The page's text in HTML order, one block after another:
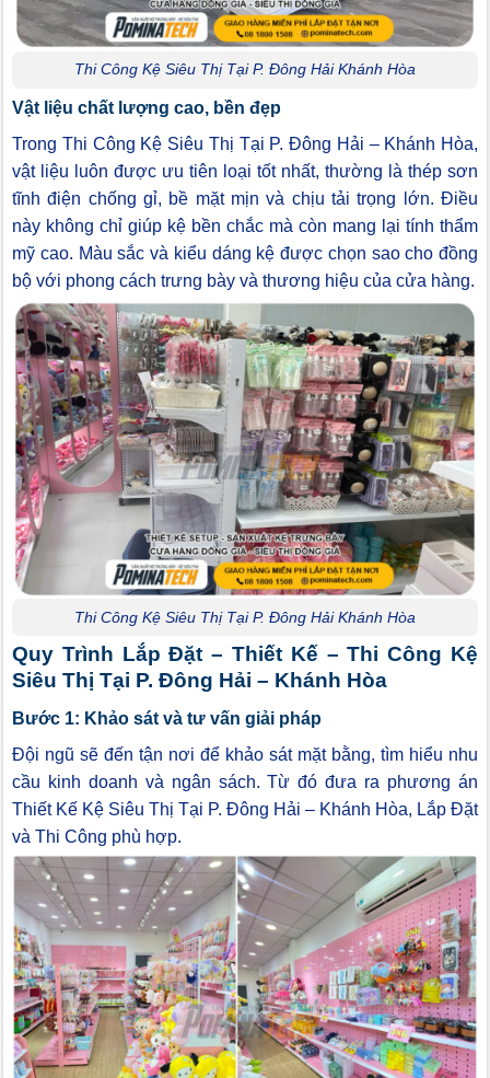
Thi Công Kệ Siêu Thị Tại P. Đông Hải Khánh Hòa
Vật liệu chất lượng cao, bền đẹp
Trong Thi Công Kệ Siêu Thị Tại P. Đông Hải – Khánh Hòa,
vật liệu luôn được ưu tiên loại tốt nhất, thường là thép sơn
tĩnh điện chống gỉ, bề mặt mịn và chịu tải trọng lớn. Điều
này không chỉ giúp kệ bền chắc mà còn mang lại tính thẩm
mỹ cao. Màu sắc và kiểu dáng kệ được chọn sao cho đồng
bộ với phong cách trưng bày và thương hiệu của cửa hàng.
Thi Công Kệ Siêu Thị Tại P. Đông Hải Khánh Hòa
Quy Trình Lắp Đặt – Thiết Kế – Thi Công Kệ
Siêu Thị Tại P. Đông Hải – Khánh Hòa
Bước 1: Khảo sát và tư vấn giải pháp
Đội ngũ sẽ đến tận nơi để khảo sát mặt bằng, tìm hiểu nhu
cầu kinh doanh và ngân sách. Từ đó đưa ra phương án
Thiết Kế Kệ Siêu Thị Tại P. Đông Hải – Khánh Hòa, Lắp Đặt
và Thi Công phù hợp.